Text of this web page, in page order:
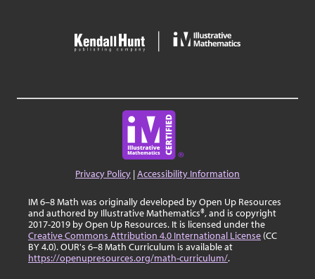
Privacy Policy |Accessibility Information
IM 6–8 Math was originally developed by Open Up Resources
and authored by Illustrative Mathematics®, and is copyright
2017-2019 by Open Up Resources. It is licensed under the
Creative Commons Attribution 4.0 International License (CC
BY 4.0). OUR's 6–8 Math Curriculum is available at
https://openupresources.org/math-curriculum/.